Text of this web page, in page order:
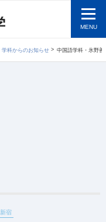
MENU
学科からのお知らせ 中国語学科・氷野善寛准教
新宿